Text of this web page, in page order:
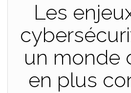
Les
un monde
en plus